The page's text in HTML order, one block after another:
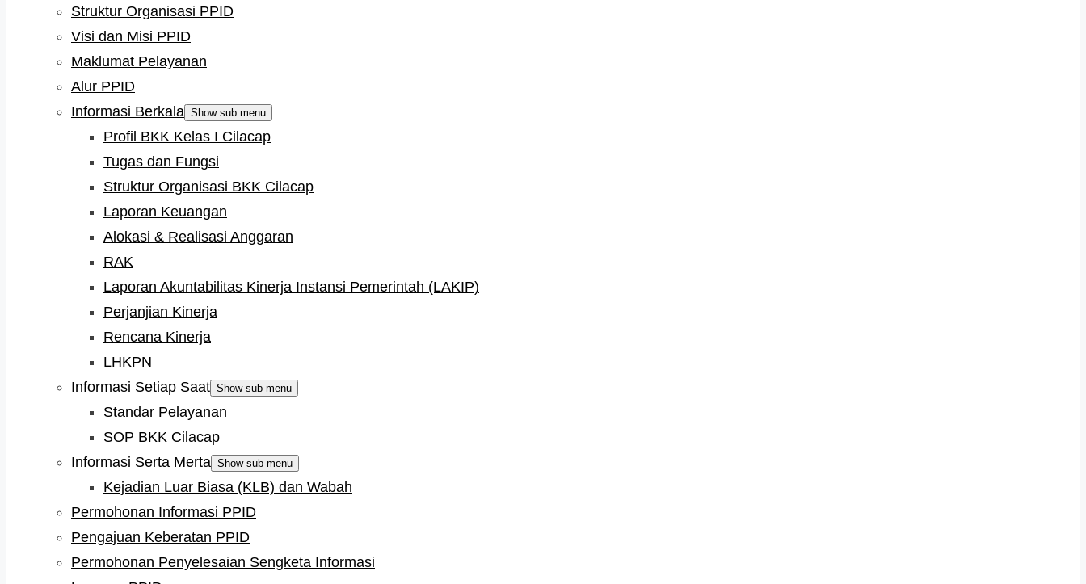
Struktur Organisasi PPID
Visi dan Misi PPID
Maklumat Pelayanan
Alur PPID
Informasi Berkala Show sub menu
Profil BKK Kelas I Cilacap
Tugas dan Fungsi
Struktur Organisasi BKK Cilacap
Laporan Keuangan
Alokasi & Realisasi Anggaran
RAK
Laporan Akuntabilitas Kinerja Instansi Pemerintah (LAKIP)
Perjanjian Kinerja
Rencana Kinerja
LHKPN
Informasi Setiap Saat Show sub menu
Standar Pelayanan
SOP BKK Cilacap
Informasi Serta Merta Show sub menu
Kejadian Luar Biasa (KLB) dan Wabah
Permohonan Informasi PPID
Pengajuan Keberatan PPID
Permohonan Penyelesaian Sengketa Informasi